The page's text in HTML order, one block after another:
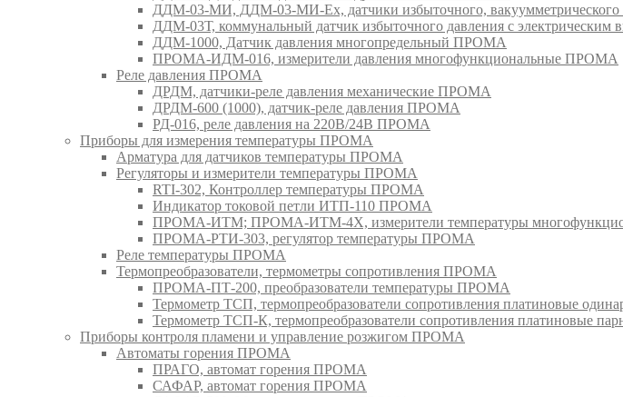
ДДМ-03-МИ, ДДМ-03-МИ-Ех, датчики избыточного, вакуумметрического
ДДМ-03Т, коммунальный датчик избыточного давления с
ДДМ-1000, Датчик давления многопредельный ПРОМА
ПРОМА-ИДМ-016, измерители давления многофункциональные ПРОМА
Реле давления ПРОМА
ДРДМ, датчики-реле давления механические ПРОМА
ДРДМ-600 (1000), датчик-реле давления ПРОМА
РД-016, реле давления на 220В/24В ПРОМА
Приборы для измерения температуры ПРОМА
Арматура для датчиков температуры ПРОМА
Регуляторы и измерители температуры ПРОМА
RTI-302, Контроллер температуры ПРОМА
Индикатор токовой петли ИТП-110 ПРОМА
ПРОМА-ИТМ; ПРОМА-ИТМ-4Х, измерители температуры
ПРОМА-РТИ-303, регулятор температуры ПРОМА
Реле температуры ПРОМА
Термопреобразователи, термометры сопротивления ПРОМА
ПРОМА-ПТ-200, преобразователи температуры ПРОМА
Термометр ТСП, термопреобразователи сопротивления платиновые
Термометр ТСП-К, термопреобразователи сопротивления платиновые
Приборы контроля пламени и управление розжигом ПРОМА
Автоматы горения ПРОМА
ПРАГО, автомат горения ПРОМА
САФАР, автомат горения ПРОМА